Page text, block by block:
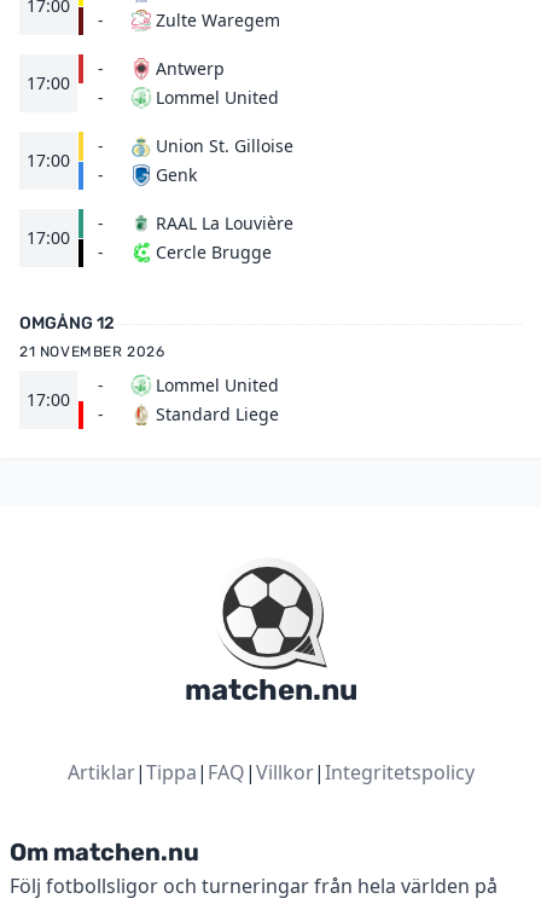
17:00
-
Zulte Waregem
17:00
-
-
Antwerp
Lommel United
17:00
-
-
Union St. Gilloise
Genk
17:00
-
-
RAAL La Louvière
Cercle Brugge
OMGÅNG 12
21 NOVEMBER 2026
17:00
-
-
Lommel United
Standard Liege
matchen.nu
Artiklar|Tippa| FAQ|Villkor|Integritetspolicy
Om matchen.nu
Följ fotbollsligor och turneringar från hela världen på